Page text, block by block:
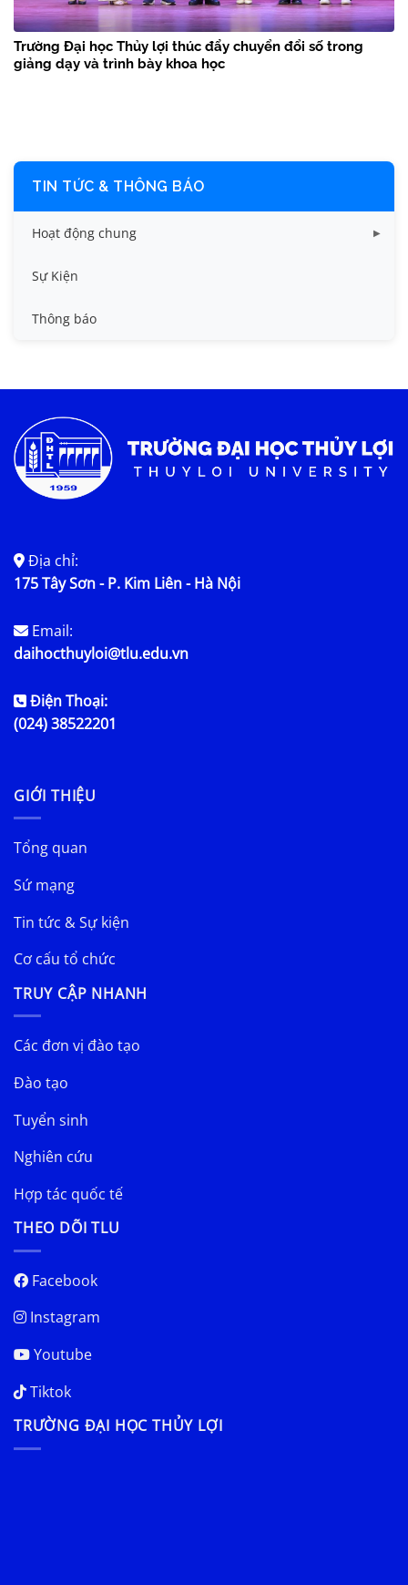
Trường Đại học Thủy lợi thúc đẩy chuyển đổi số trong
giảng dạy và trình bày khoa học
TIN TỨC & THÔNG BÁO
Hoạt động chung
Tin công tác sinh viên
Tin đào tạo
Tin tức chung
Sự Kiện
Thông báo
Địa chỉ:
175 Tây Sơn - P. Kim Liên - Hà Nội
Email:
daihocthuyloi@tlu.edu.vn
Điện Thoại:
(024) 38522201
GIỚI THIỆU
Tổng quan
Sứ mạng
Tin tức & Sự kiện
Cơ cấu tổ chức
TRUY CẬP NHANH
Các đơn vị đào tạo
Đào tạo
Tuyển sinh
Nghiên cứu
Hợp tác quốc tế
THEO DÕI TLU
Facebook
Instagram
Youtube
Tiktok
TRƯỜNG ĐẠI HỌC THỦY LỢI